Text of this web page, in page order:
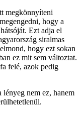
megkönnyíteni
hogy a
Ezt adja el
siralmas
hogy ezt sokan
ez mit sem változtat.
felé, azok pedig
nem ez, hanem